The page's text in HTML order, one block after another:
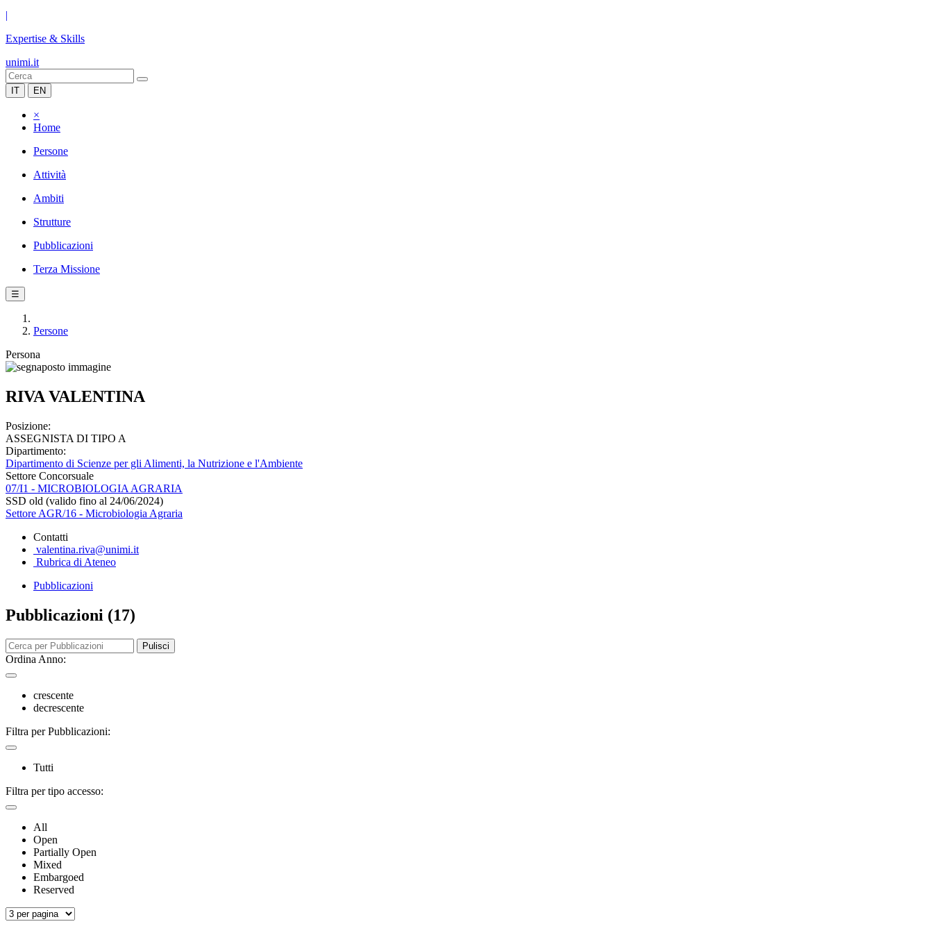
|
Expertise & Skills
unimi.it
IT EN
×
Home
Persone
Attività
Ambiti
Strutture
Pubblicazioni
Terza Missione
☰
Persone
Persona
RIVA VALENTINA
Posizione:
ASSEGNISTA DI TIPO A
Dipartimento:
Dipartimento di Scienze per gli Alimenti, la Nutrizione e l'Ambiente
Settore Concorsuale
07/I1 - MICROBIOLOGIA AGRARIA
SSD old (valido fino al 24/06/2024)
Settore AGR/16 - Microbiologia Agraria
Contatti
valentina.riva@unimi.it
Rubrica di Ateneo
Pubblicazioni
Pubblicazioni (17)
Pulisci
Ordina Anno:
crescente
decrescente
Filtra per Pubblicazioni:
Tutti
Filtra per tipo accesso:
All
Open
Partially Open
Mixed
Embargoed
Reserved